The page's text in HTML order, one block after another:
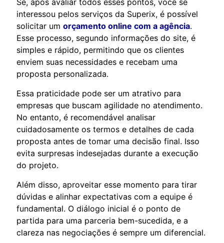
interessou pelos serviços da Superix, é possível
solicitar um orçamento online com a agência.
Esse processo, segundo informações do site, é
simples e rápido, permitindo que os clientes
enviem suas necessidades e recebam uma
proposta personalizada.
Essa praticidade pode ser um atrativo para
empresas que buscam agilidade no atendimento.
No entanto, é recomendável analisar
cuidadosamente os termos e detalhes de cada
proposta antes de tomar uma decisão final. Isso
evita surpresas indesejadas durante a execução
do projeto.
Além disso, aproveitar esse momento para tirar
dúvidas e alinhar expectativas com a equipe é
fundamental. O diálogo inicial é o ponto de
partida para uma parceria bem-sucedida, e a
clareza nas negociações é sempre um diferencial.